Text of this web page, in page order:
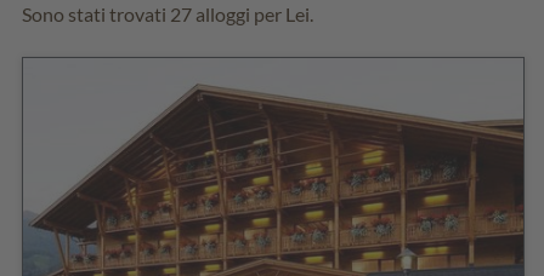
Sono stati trovati 27 alloggi per Lei.